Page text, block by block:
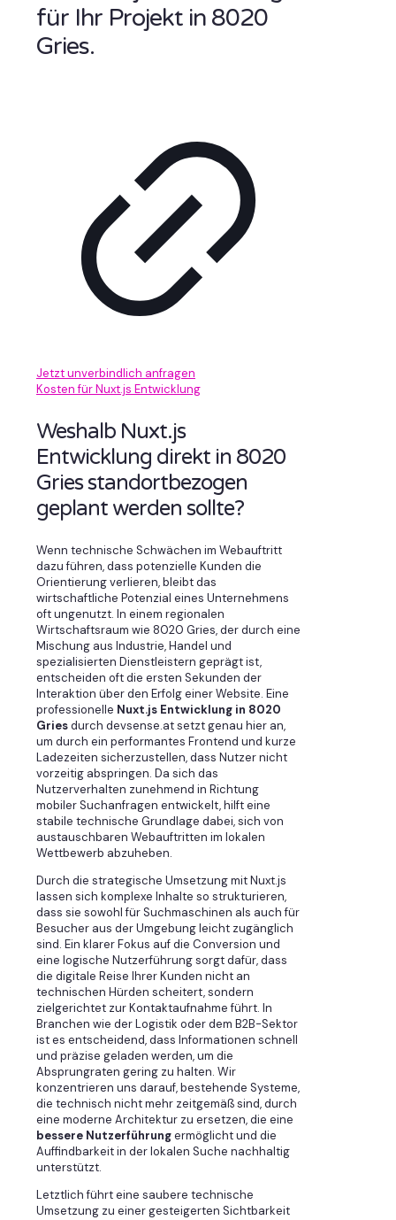
für Ihr Projekt in 8020
Gries.
Jetzt unverbindlich anfragen
Kosten für Nuxt.js Entwicklung
Weshalb Nuxt.js
Entwicklung direkt in 8020
Gries standortbezogen
geplant werden sollte?
Wenn technische Schwächen im Webauftritt
dazu führen, dass potenzielle Kunden die
Orientierung verlieren, bleibt das
wirtschaftliche Potenzial eines Unternehmens
oft ungenutzt. In einem regionalen
Wirtschaftsraum wie 8020 Gries, der durch eine
Mischung aus Industrie, Handel und
spezialisierten Dienstleistern geprägt ist,
entscheiden oft die ersten Sekunden der
Interaktion über den Erfolg einer Website. Eine
professionelle Nuxt.js Entwicklung in 8020
Griesdurch devsense.at setzt genau hier an,
um durch ein performantes Frontend und kurze
Ladezeiten sicherzustellen, dass Nutzer nicht
vorzeitig abspringen. Da sich das
Nutzerverhalten zunehmend in Richtung
mobiler Suchanfragen entwickelt, hilft eine
stabile technische Grundlage dabei, sich von
austauschbaren Webauftritten im lokalen
Wettbewerb abzuheben.
Durch die strategische Umsetzung mit Nuxt.js
lassen sich komplexe Inhalte so strukturieren,
dass sie sowohl für Suchmaschinen als auch für
Besucher aus der Umgebung leicht zugänglich
sind. Ein klarer Fokus auf die Conversion und
eine logische Nutzerführung sorgt dafür, dass
die digitale Reise Ihrer Kunden nicht an
technischen Hürden scheitert, sondern
zielgerichtet zur Kontaktaufnahme führt. In
Branchen wie der Logistik oder dem B2B-Sektor
ist es entscheidend, dass Informationen schnell
und präzise geladen werden, um die
Absprungraten gering zu halten. Wir
konzentrieren uns darauf, bestehende Systeme,
die technisch nicht mehr zeitgemäß sind, durch
eine moderne Architektur zu ersetzen, die eine
bessere Nutzerführungermöglicht und die
Auffindbarkeit in der lokalen Suche nachhaltig
unterstützt.
Letztlich führt eine saubere technische
Umsetzung zu einer gesteigerten Sichtbarkeit